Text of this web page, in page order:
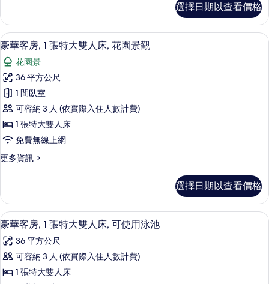
單
人
床
的
所
有
相
片
雙
床
房,
張
單
人
床
的
詳
情
選擇日期以查看價格
顯
示
豪
華
客
房,
1
張
特
雙
人
床,
花
園
景
豪華客房, 1 張特大雙人床, 花園景觀 |
7
豪華客房, 1 張特大雙人床, 花園景觀
花園景
36 平方公尺
1 間臥室
可容納 3 人 (依實際入住人數計費)
1 張特大雙人床
免費無線上網
更多資訊
更
客
房,
1
特
大
人
選擇日期以查看價格
顯
示
豪
華
客
豪華客房, 1 張特大雙人床, 可使用泳
8
豪華客房, 1 張特大雙人床, 可使用泳池
36 平方公尺
可容納 3 人 (依實際入住人數計費)
1 張特大雙人床